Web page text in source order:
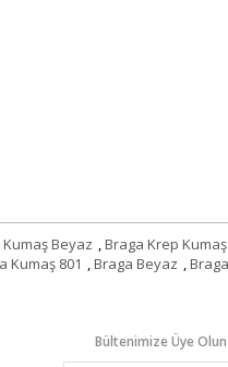
Beyaz ,Braga Krep
Kumaş 801 ,Braga Beyaz ,
Bültenimize Üye